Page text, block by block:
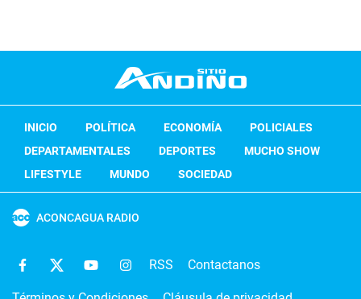
INICIO POLÍTICA ECONOMÍA
POLICIALES
DEPARTAMENTALES
DEPORTES
MUCHO SHOW
LIFESTYLE
MUNDO SOCIEDAD
ACONCAGUA RADIO
RSS Contactanos